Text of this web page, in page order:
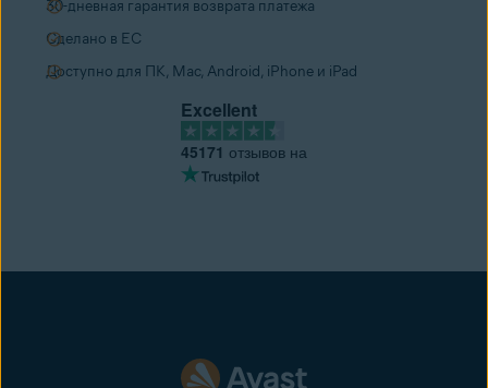
30-дневная гарантия возврата платежа
Сделано в ЕС
Доступно для ПК, Mac, Android, iPhone и iPad
Excellent
45171 отзывов на